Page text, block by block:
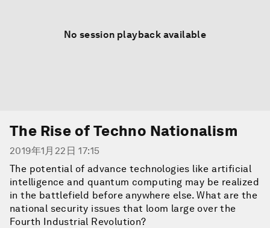
No session playback available
The Rise of Techno Nationalism
2019年1月22日 17:15
The potential of advance technologies like artificial
intelligence and quantum computing may be realized
in the battlefield before anywhere else. What are the
national security issues that loom large over the
Fourth Industrial Revolution?